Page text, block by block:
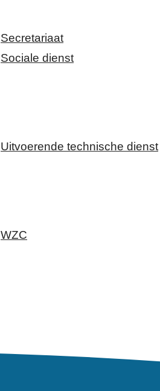
Secretariaat
Sociale dienst
Uitvoerende technische dienst
WZC